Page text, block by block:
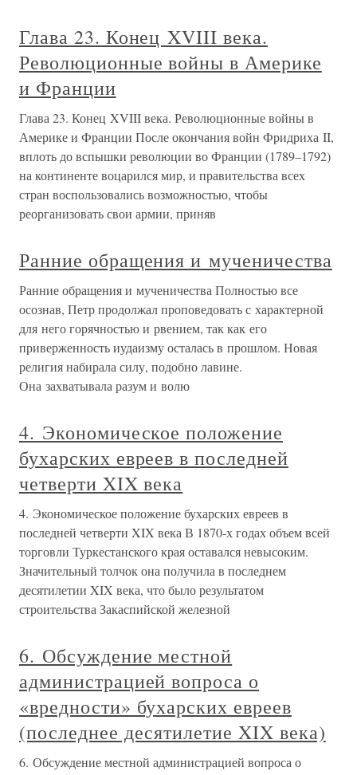
Глава 23. Конец XVIII века.
Революционные войны в Америке
и Франции
Глава 23. Конец XVIII века. Революционные войны в
Америке и Франции После окончания войн Фридриха II,
вплоть до вспышки революции во Франции (1789–1792)
на континенте воцарился мир, и правительства всех
стран воспользовались возможностью, чтобы
реорганизовать свои армии, приняв
Ранние обращения и мученичества
Ранние обращения и мученичества Полностью все
осознав, Петр продолжал проповедовать с характерной
для него горячностью и рвением, так как его
приверженность иудаизму осталась в прошлом. Новая
религия набирала силу, подобно лавине.
Она захватывала разум и волю
4. Экономическое положение
бухарских евреев в последней
четверти XIX века
4. Экономическое положение бухарских евреев в
последней четверти XIX века В 1870-х годах объем всей
торговли Туркестанского края оставался невысоким.
Значительный толчок она получила в последнем
десятилетии XIX века, что было результатом
строительства Закаспийской железной
6. Обсуждение местной
администрацией вопроса о
«вредности» бухарских евреев
(последнее десятилетие XIX века)
6. Обсуждение местной администрацией вопроса о